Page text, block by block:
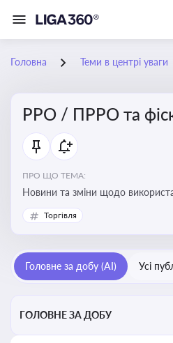
Головна Теми в центрі уваги
РРО / ПРРО та
ПРО ЩО ТЕМА:
Новини та зміни щодо
розрахункових операцій, аналіз законодавства про
РРО, позиції ДПС та судів щодо
Торгівля
Головне за добу (AI) Усі
ГОЛОВНЕ ЗА ДОБУ